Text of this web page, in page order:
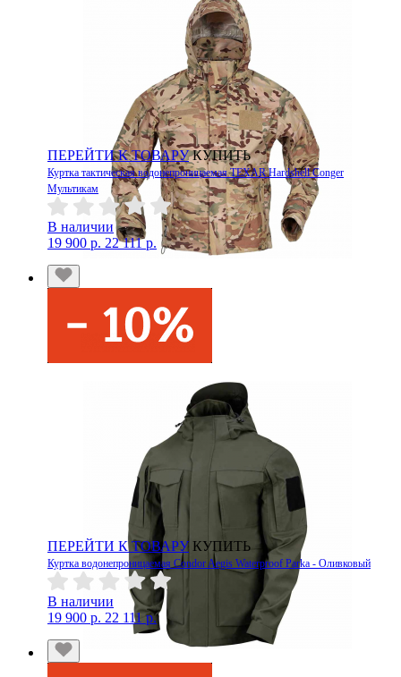
ПЕРЕЙТИ К ТОВАРУ КУПИТЬ
Куртка тактическая водонепроницаемая TEXAR Hardshell Conger
Мультикам
В наличии
19 900 р. 22 111 р.
ПЕРЕЙТИ К ТОВАРУ КУПИТЬ
Куртка водонепроницаемая Condor Aegis Waterproof Parka - Оливковый
В наличии
19 900 р. 22 111 р.